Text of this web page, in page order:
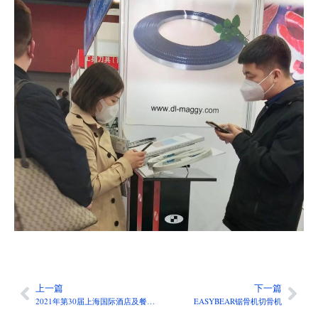
上一篇
2021年第30届上海国际酒店及餐饮业博览会
下一篇
EASYBEAR锯骨机切骨机